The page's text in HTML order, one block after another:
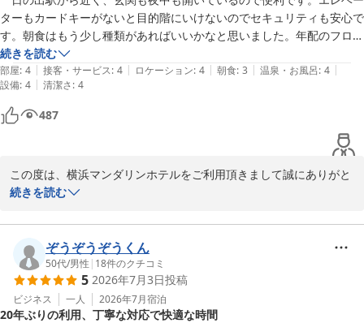
ろしくお願いいたします。
この度はお忙しい中ご投稿頂きまして、誠にありがとうございまし
た。
横浜マンダリンホテル
フロント
横浜マンダリンホテル
ターもカードキーがないと目的階にいけないのでセキュリティも安心で
す。朝食はもう少し種類があればいいかなと思いました。年配のフロン
トの男性もにこやかで親切でした。
続きを読む
部屋: 4 | 接客・サービス: 4 | ロケーション: 4 | 朝食: 3 | 温泉・お風呂: 4 |
設備: 4 | 清潔さ: 4
487
この度は、横浜マンダリンホテルをご利用頂きまして誠にありがと
うございます。
ティも安心ですと言うお言葉大変光栄でございます。
朝食はもう少し種類がと言うご意見ありがとうございます。
検討して参ります。
また機会がございましたら是非当館のご利用をお願いいたします。
この度はお忙しい中ご投稿を頂きまして誠に有難うございました。
続きを読む
ぞうぞうぞうくん
50代/男性 | 18件のクチコミ
5 2026年7月3日投稿
ビジネス 一人 2026年7月宿泊
20年ぶりの利用、丁寧な対応で快適な時間